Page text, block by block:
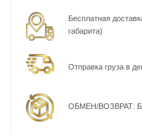
Бесплатная
габарита)
Отправка груза в
ОБМЕН/ВОЗВРАТ: